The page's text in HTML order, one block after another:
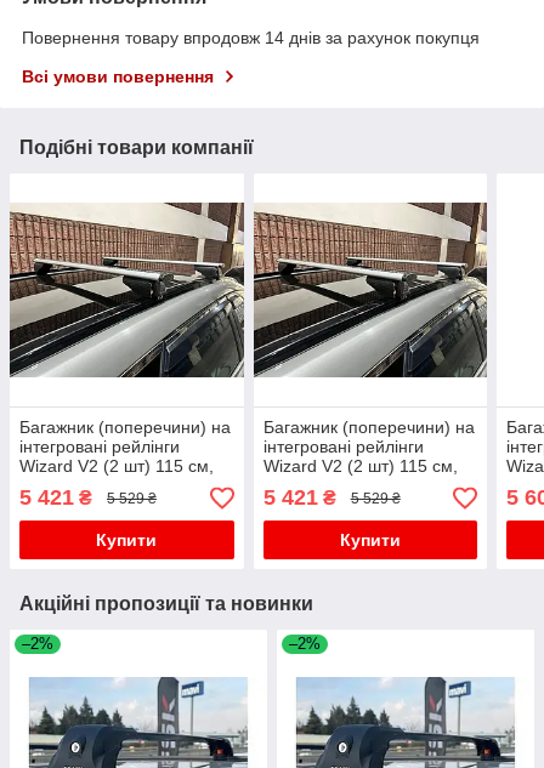
Повернення товару впродовж 14 днів за рахунок покупця
Всі умови повернення
Подібні товари компанії
Багажник (поперечини) на
інтегровані рейлінги
Wizard V2 (2 шт) 115 см,
Сірий для Lexus UX 2018-
рр
5 421 ₴ 5 529 ₴
Купити
Багажник (поперечини) на
інтегровані рейлінги
Wizard V2 (2 шт) 115 см,
Чорний для Lexus LX
500d/600 2022- рр
5 421₴ 5 529 ₴
Купити
5
Акційні пропозиції та новинки
–2% –2%